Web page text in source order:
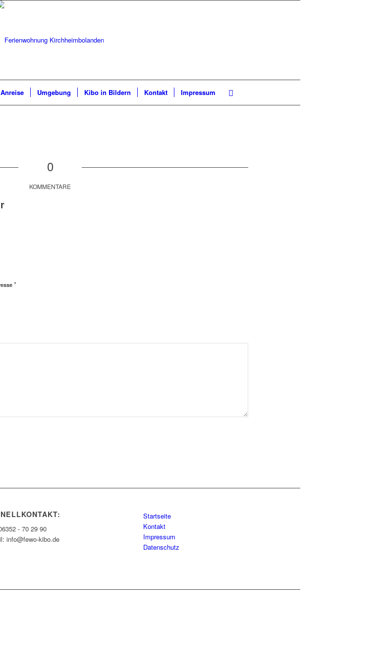
Umgebung Kibo in Bildern Kontakt Impressum
0
KOMMENTARE
*
- 70 29 90
info@fewo-kibo.de
Startseite
Kontakt
Impressum
Datenschutz